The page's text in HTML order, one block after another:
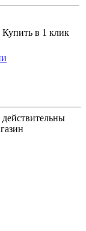
Купить в 1 клик